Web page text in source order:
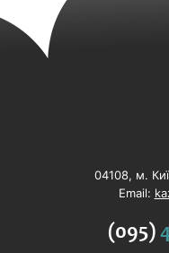
04108, м.
Email:
(095)